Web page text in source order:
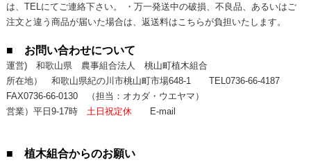
は、TELにてご連絡下さい。 ・万一発送中の破損、不良品、あるいはご
注文と違う商品が届いた場合は、返送料はこちらが負担いたします。
■ お問い合わせについて
運営) 和歌山県 農事組合法人 桃山町植木組合
所在地） 和歌山県紀の川市桃山町市場648-1 TEL0736-66-4187
FAX0736-66-0130（担当：オカダ・ウエヤマ）
営業）平日9-17時 土日祝定休 E-mail
■ 植木組合からのお願い